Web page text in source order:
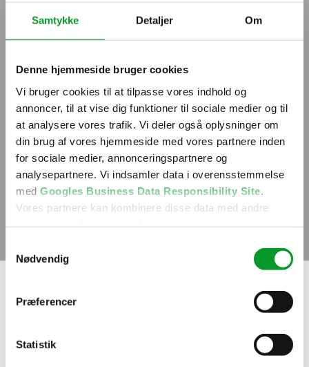
Samtykke Detaljer Om
Denne hjemmeside bruger cookies
Vi bruger cookies til at tilpasse vores indhold og
annoncer, til at vise dig funktioner til sociale medier og til
at analysere vores trafik. Vi deler også oplysninger om
din brug af vores hjemmeside med vores partnere inden
for sociale medier, annonceringspartnere og
analysepartnere. Vi indsamler data i overensstemmelse
med Googles Business Data Responsibility Site
Vores partnere kan kombinere disse data med andre
Nødvendig
Præferencer
Statistik
Vigtige informationer, når
byggeri